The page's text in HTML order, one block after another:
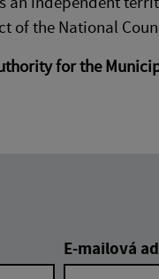
of the National
for the
E-mailová